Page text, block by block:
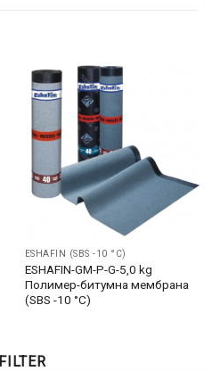
FILTER
ESHAFIN (SBS -10 °C)
ESHAFIN-GM-P-G-5,0 kg
Полимер-битумна мембрана
(SBS -10 °C)